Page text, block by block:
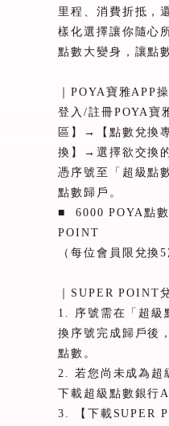
里程、消費折抵，
樣化選擇讓你隨心
點數大變身，讓點
POYA 寶雅APP
登入 /註冊POYA寶
區】→【點數兌換
換】→選擇欲交換
憑序號至「超級點
點數歸戶。
■
6000 POYA點數
POINT
（每位會員限兌換5
SUPER POINT
1. 序號需在「超級
換序號完成歸戶後
點數。
2. 若您尚未成為超
下載超級點數銀行
3.
【下載 SUPER